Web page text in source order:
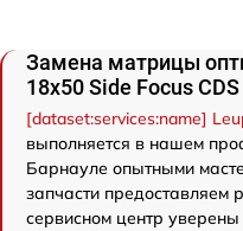
Замена матрицы
18x50 Side Focus
[dataset:services:name]
выполняется в нашем
Барнауле опытными
запчасти
сервисном центр